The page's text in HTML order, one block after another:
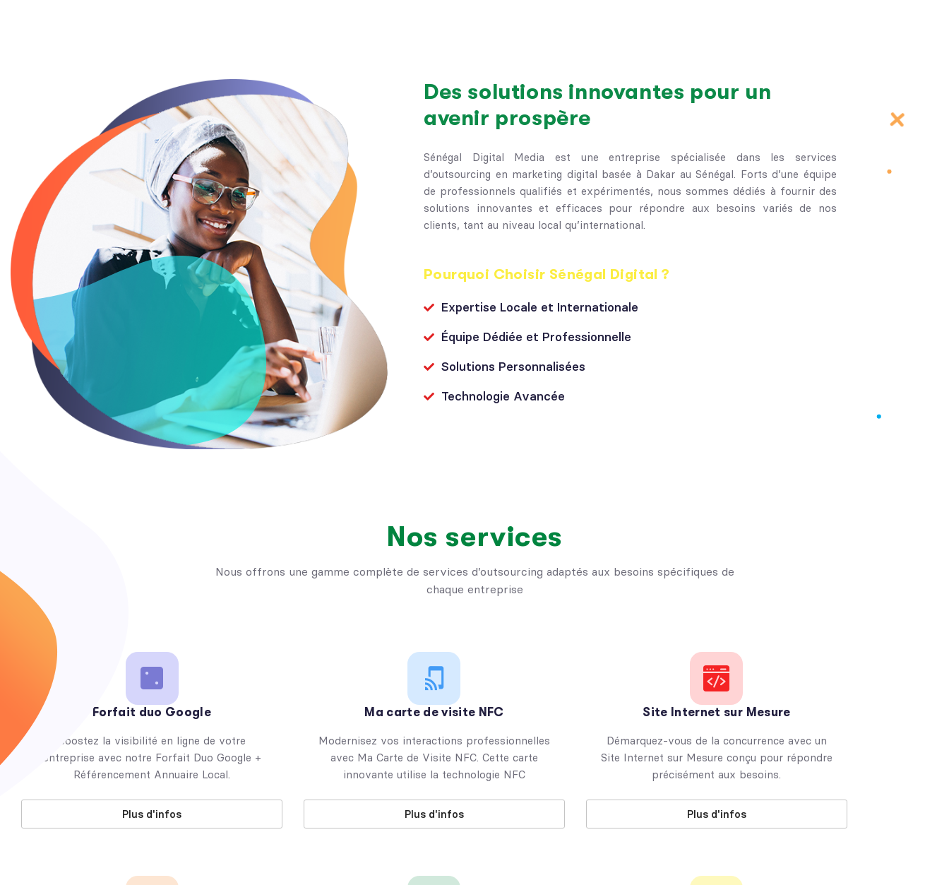
Des solutions innovantes pour un
avenir prospère
Sénégal Digital Media est une entreprise spécialisée dans les services
d’outsourcing en marketing digital basée à Dakar au Sénégal. Forts d’une équipe
de professionnels qualifiés et expérimentés, nous sommes dédiés à fournir des
solutions innovantes et efficaces pour répondre aux besoins variés de nos
clients, tant au niveau local qu’international.
Pourquoi Choisir Sénégal Digital ?
Expertise Locale et Internationale
Équipe Dédiée et Professionnelle
Solutions Personnalisées
Technologie Avancée
Nos services
Nous offrons une gamme complète de services d’outsourcing adaptés aux besoins spécifiques de
chaque entreprise
Forfait duo Google
Boostez la visibilité en ligne de votre
entreprise avec notre Forfait Duo Google +
Référencement Annuaire Local.
Plus d'infos
Ma carte de visite NFC
Modernisez vos interactions professionnelles
avec Ma Carte de Visite NFC. Cette carte
innovante utilise la technologie NFC
Plus d'infos
Site Internet sur Mesure
Démarquez-vous de la concurrence avec un
Site Internet sur Mesure conçu pour répondre
précisément aux besoins.
Plus d'infos